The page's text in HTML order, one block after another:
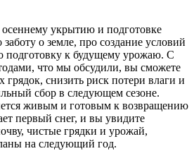
укрытию и подготовке
о земле, про создание условий
подготовку к будущему урожаю. С
что мы обсудили, вы сможете
грядок, снизить риск потери влаги и
сбор в следующем сезоне.
живым и готовым к возвращению
первый снег, и вы увидите
чистые грядки и урожай,
на следующий год.